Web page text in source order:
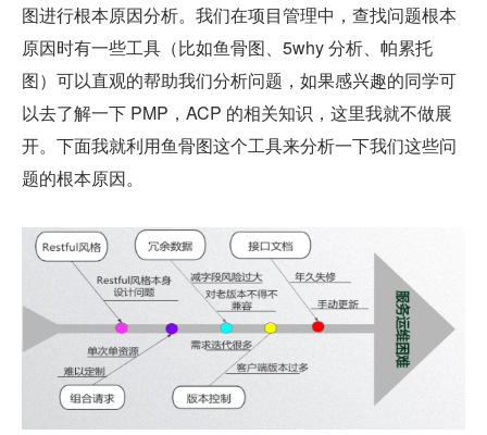
图进行根本原因分析。我们在项目管理中，查找问题根本
原因时有一些工具（比如鱼骨图、5why 分析、帕累托
图）可以直观的帮助我们分析问题，如果感兴趣的同学可
以去了解一下 PMP，ACP 的相关知识，这里我就不做展
开。下面我就利用鱼骨图这个工具来分析一下我们这些问
题的根本原因。